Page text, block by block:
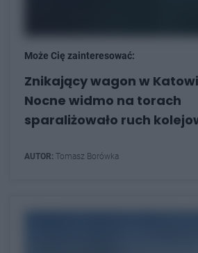
Może Cię zainteresować:
Znikający wagon w
Nocne widmo na torach
sparaliżowało ruch
AUTOR: Tomasz Borówka